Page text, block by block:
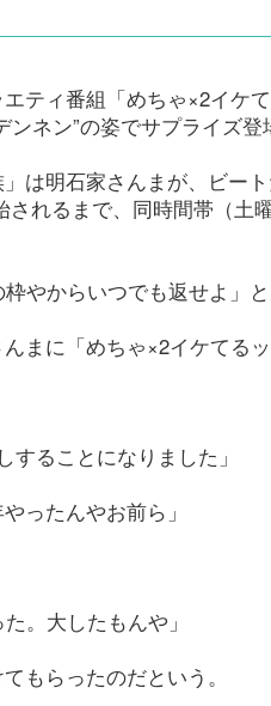
ティ番組「めちゃ×2イケ
ンネン”の姿でサプライズ登
」は明石家さんまが、ビー
されるまで、同時間帯（土
やからいつでも返せよ」
まに「めちゃ×2イケてる
ることになりました」
ったんやお前ら」
。大したもんや」
もらったのだという。